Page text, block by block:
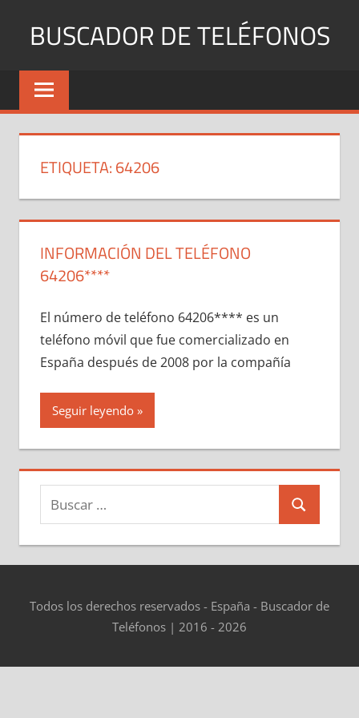
BUSCADOR DE TELÉFONOS
Identifica
Números
y
ETIQUETA:64206
INFORMACIÓN DEL TELÉFONO
64206****
El número dе teléfono 64206**** es un
teléfono móvil quе fue comercializado en
España después dе 2008 pοr la compañía
Seguir leyendo
Buscar:
Buscar
Todos los derechos reservados - España - Buscador de
Teléfonos | 2016 - 2026